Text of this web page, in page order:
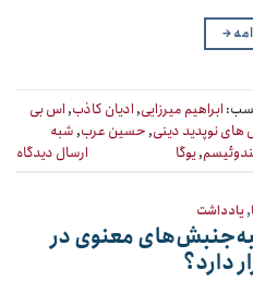
→
ابراهیم میرزایی, ادیان کاذب, اس بی
نوپدید دینی, حسین عرب, شبه
,یوگا ارسال دیدگاه
,یادداشت
معنوی در
دارد؟